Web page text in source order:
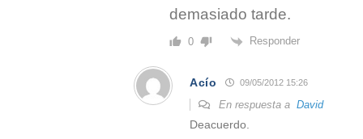
demasiado tarde.
0 Responder
Acío 09/05/2012 15:26
En respuesta a David
Deacuerdo.